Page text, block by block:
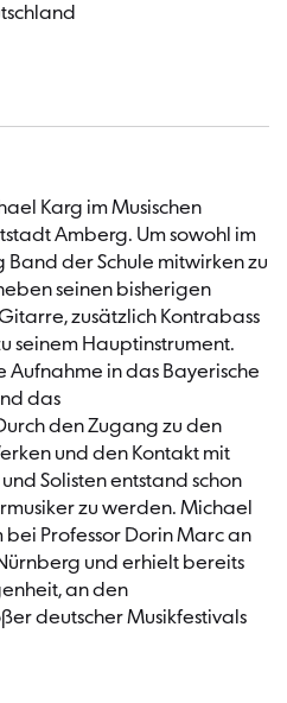
Karg im Musischen
Amberg. Um sowohl im
Band der Schule mitwirken zu
seinen bisherigen
zusätzlich Kontrabass
seinem Hauptinstrument.
Aufnahme in das Bayerische
das
den Zugang zu den
und den Kontakt mit
Solisten entstand schon
zu werden. Michael
bei Professor Dorin Marc an
und erhielt bereits
an den
deutscher Musikfestivals